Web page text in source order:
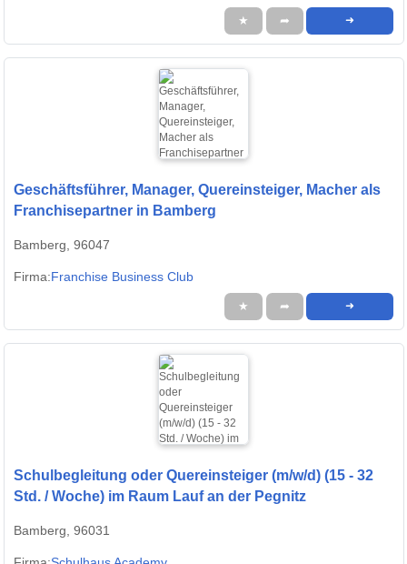
★ ➦ ➜
Geschäftsführer, Manager, Quereinsteiger, Macher als
Franchisepartner in Bamberg
Bamberg, 96047
Firma:Franchise Business Club
★ ➦ ➜
Schulbegleitung oder Quereinsteiger (m/w/d) (15 - 32
Std. / Woche) im Raum Lauf an der Pegnitz
Bamberg, 96031